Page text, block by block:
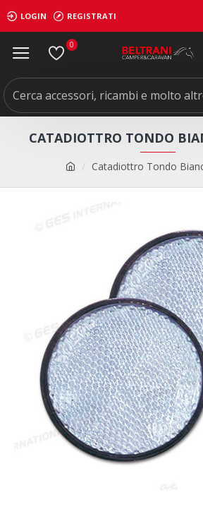
LOGIN REGISTRATI
0
Catadiottro Tondo
CATADIOTTRO TONDO